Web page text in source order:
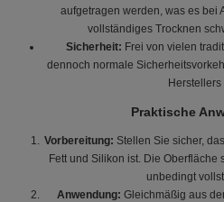
aufgetragen werden, was es bei
vollständiges Trocknen
Sicherheit: Frei von vielen
dennoch normale
Herstellers
Praktische
Vorbereitung: Stellen Sie sicher,
Fett und Silikon ist. Die
unbedingt
Anwendung: Gleichmäßig aus